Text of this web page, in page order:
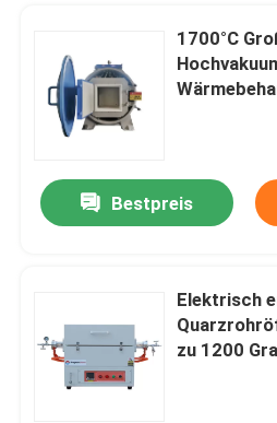
1700°C
Bestpreis
Elektrisch
zu 1200